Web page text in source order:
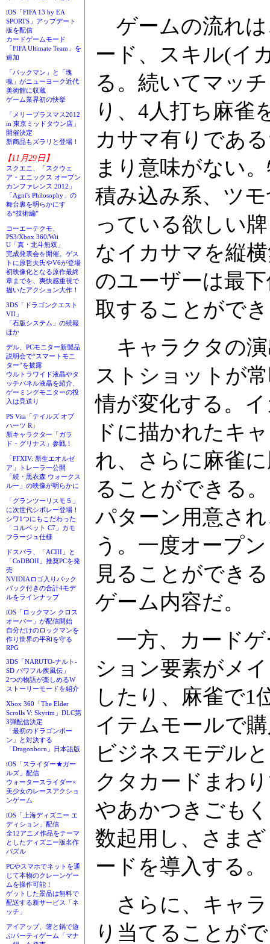
iOS「FIFA 13 by EA
SPORTS」アップデート
版を配信
カードゲームモード
「FIFA Ultimate Team」を
追加
「パックマン」と「塊
魂」がニューヨーク近代
美術館に収蔵
ゲーム業界初の快挙
「メリープラスマス2012
in 東京ミッドタウン店」
開催決定
新商品もズラリと登場！
【11月29日】
スクエニ、「スクウェ
ア・エニックス オープン
カンファレンス 2012」
「Agni's Philosophy」の
舞台裏を明らかにす
る“技術編”
コーエーテクモ、
PS3/Xbox 360/Wii
U「真・北斗無双」
完成発表会を開催。ゲス
トに原哲夫氏やV6が登場
初映像化となる原作最終
章までを、爽快感重視で
描いたアクション大作！
3DS「ドラゴンクエスト
VII」
「石版システム」の続報
ほか
デル、PCモニター新製品
説明会で“スマートモニ
ター”を披露
ウルトラワイド液晶やタ
ッチパネル液晶を紹介、
ゲーミングモニターの投
入は見送り
PS Vita「テイルズ オブ
ハーツ R」
新キャラクター「ガラ
ド・グリナス」参戦！
「FFXIV: 新生エオルゼ
ア」トレーラー公開
「続・黒衣森 ウォークス
ルー」の映像が明らかに
「グランツーリスモ５」
に次世代シボレー登場！
シワ1つにもこだわった
「コルベット C7」カモ
フラージュ仕様
ドスパラ、「ACIII」と
「CoDBOII」推奨PCを発
売
NVIDIAロゴ入りバック
パック付きの合計4モデ
ルをラインナップ
iOS「ロックマン クロス
オーバー」が配信開始
自分だけのロックマンを
作り世界の平和を守る
RPG
3DS「NARUTO-ナルト-
SD パワフル疾風伝」
2つの物語が楽しめるW
ストーリーモードを紹介
Xbox 360「The Elder
Scrolls V: Skyrim」DLC第
3弾配信決定
「最初のドラゴンボー
ン」と対決する
「Dragonborn」日本語版
iOS「スライダー★ガー
ルズ」配信
ウォータースライダー×
美少女のレースアクショ
ンゲーム
iOS「上海ディズニー エ
ディション」配信
全12アニメ作品をテーマ
としたディズニー版名作
パズル
PCやスマホでネットを通
じて本物のクレーンゲー
ムを操作可能！
ゲットした景品は無料で
配送する新サービス「ネ
ッチ」
アイアップ、箸と鍋で遊
ぶパーティゲーム「マナ
ゲームの流れは
ード、スキル(イ
る。続いてマッ
り、4人打ち麻雀
カサマ有りであ
まり意味がない
積み込み系、ツ
っている欲しい
なイカサマを縦
のユーザーは最
取することがで
キャラクタの演
ストショットが
情が変化する。
ドに描かれたキ
れ、さらに麻雀
ることができる
パターン用意さ
う。一度オープ
見ることができ
ゲーム内容だ。
一方、カードゲ
ション要素がメ
したり、麻雀で1
イテムモールで
ビジネスモデル
クタカードまわ
やあかつきごも
数起用し、さま
ードを導入する。
さらに、キャラ
り当てることが